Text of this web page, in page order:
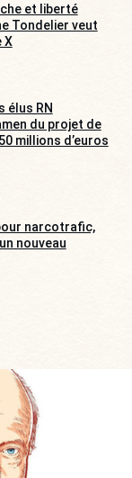
et liberté
Tondelier veut
X
élus RN
du projet de
millions d’euros
narcotrafic,
nouveau